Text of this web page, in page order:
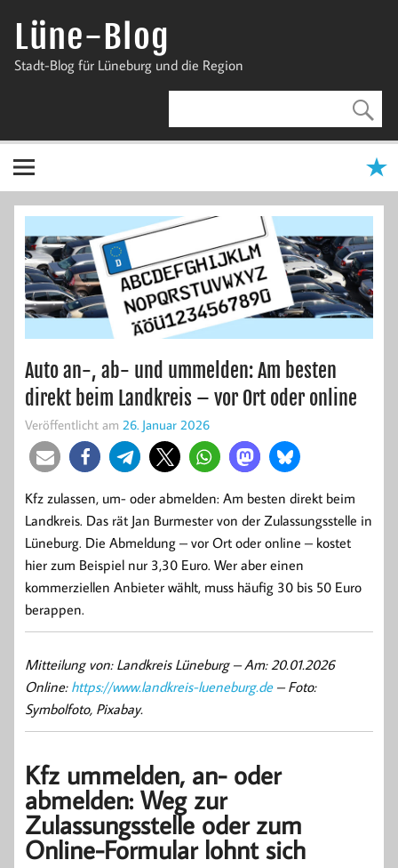
InhaltLüne-Blog
Stadt-Blog für Lüneburg und die Region
Auto an-, ab- und ummelden: Am besten
direkt beim Landkreis – vor Ort oder online
Veröffentlicht am 26. Januar 2026
Kfz zulassen, um- oder abmelden: Am besten direkt beim
Landkreis. Das rät Jan Burmester von der Zulassungsstelle in
Lüneburg. Die Abmeldung – vor Ort oder online – kostet
hier zum Beispiel nur 3,30 Euro. Wer aber einen
kommerziellen Anbieter wählt, muss häufig 30 bis 50 Euro
berappen.
Mitteilung von: Landkreis Lüneburg –Am: 20.01.2026
Online: https://www.landkreis-lueneburg.de– Foto:
Symbolfoto, Pixabay.
Kfz ummelden, an- oder
abmelden: Weg zur
Zulassungsstelle oder zum
Online-Formular lohnt sich